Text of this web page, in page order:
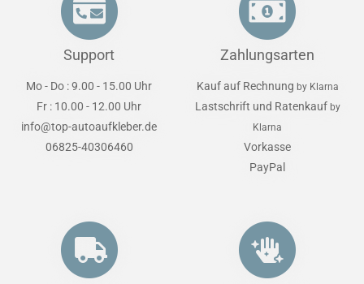
Support
Mo - Do : 9.00 - 15.00 Uhr
Fr : 10.00 - 12.00 Uhr
info@top-autoaufkleber.de
06825-40306460
Zahlungsarten
Kauf auf Rechnung by Klarna
Lastschrift und Ratenkauf by
Klarna
Vorkasse
PayPal